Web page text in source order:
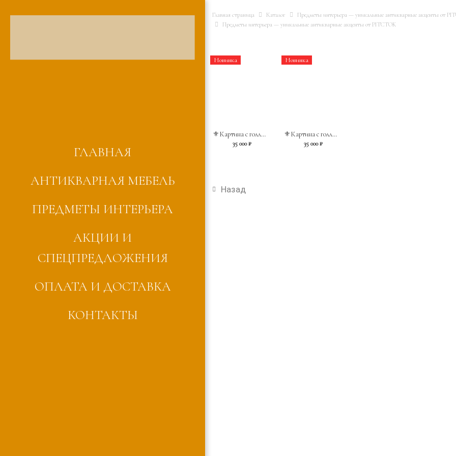
ГЛАВНАЯ
АНТИКВАРНАЯ МЕБЕЛЬ
ПРЕДМЕТЫ ИНТЕРЬЕРА
АКЦИИ И
СПЕЦПРЕДЛОЖЕНИЯ
ОПЛАТА И ДОСТАВКА
КОНТАКТЫ
Главная страница Каталог
Предметы интерьера — уникальные антикварные акценты от
Предметы интерьера — уникальные антикварные акценты от PITCTOK
Новинка
⚜️Картина с голландским сельским пейзажем. ХХв
35 000 ₽
Новинка
⚜️Картина с голландским сельским пейзажем. ХХв
35 000 ₽
Назад